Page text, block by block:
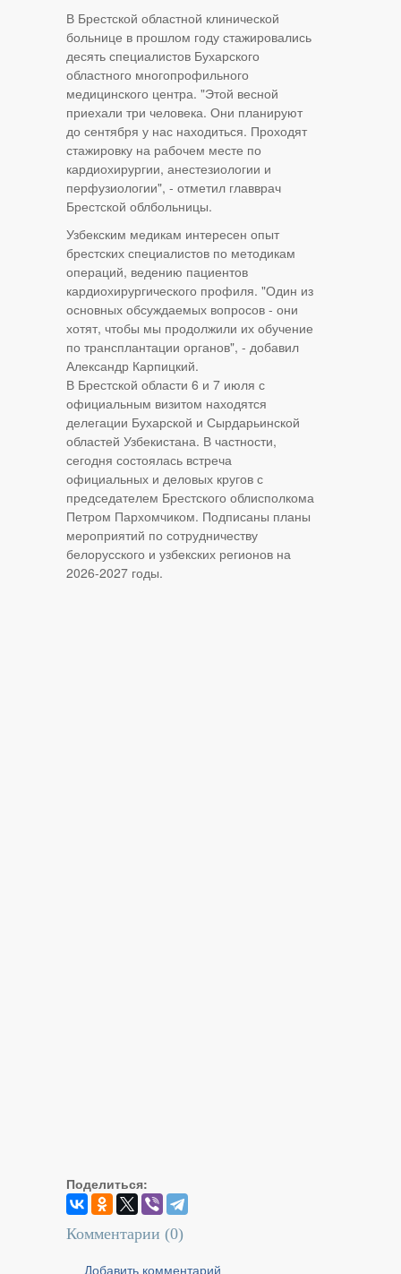
В Брестской областной клинической
больнице в прошлом году стажировались
десять специалистов Бухарского
областного многопрофильного
медицинского центра. "Этой весной
приехали три человека. Они планируют
до сентября у нас находиться. Проходят
стажировку на рабочем месте по
кардиохирургии, анестезиологии и
перфузиологии", - отметил главврач
Брестской облбольницы.
Узбекским медикам интересен опыт
брестских специалистов по методикам
операций, ведению пациентов
кардиохирургического профиля. "Один из
основных обсуждаемых вопросов - они
хотят, чтобы мы продолжили их обучение
по трансплантации органов", - добавил
Александр Карпицкий.
В Брестской области 6 и 7 июля с
официальным визитом находятся
делегации Бухарской и Сырдарьинской
областей Узбекистана. В частности,
сегодня состоялась встреча
официальных и деловых кругов с
председателем Брестского облисполкома
Петром Пархомчиком. Подписаны планы
мероприятий по сотрудничеству
белорусского и узбекских регионов на
2026-2027 годы.
Поделиться:
Комментарии (0)
Добавить комментарий